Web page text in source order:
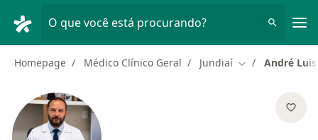
O que você está procurando?
Homepage Médico Clínico Geral Jundiaí Mudar de cidade
André